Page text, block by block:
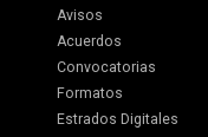
Avisos
Acuerdos
Convocatorias
Formatos
Estrados Digitales